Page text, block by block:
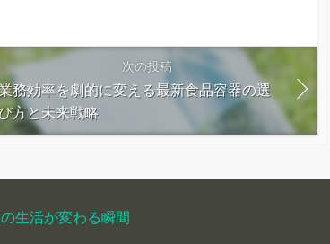
次の投稿
務効率を劇的に変える最新食品容器の選
び方と未来戦略
生活が変わる瞬間